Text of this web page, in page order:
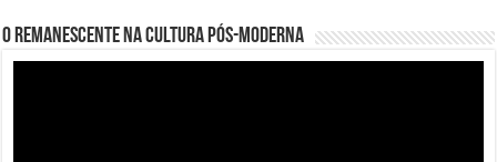
O remanescente na cultura pós-moderna